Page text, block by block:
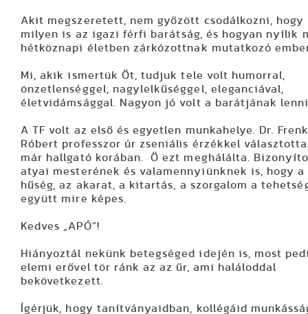
Akit megszeretett, nem győzött csodálkozni, hogy
milyen is az igazi férfi barátság, és hogyan nyílik
hétköznapi életben zárkózottnak mutatkozó
Mi, akik ismertük Őt, tudjuk tele volt humorral,
önzetlenséggel, nagylelkűséggel, eleganciával,
életvidámsággal. Nagyon jó volt a barátjának
A TF volt az első és egyetlen munkahelye. Dr.
Róbert professzor úr zseniális érzékkel
már hallgató korában. Ő ezt meghálálta.
atyai mesterének és valamennyiünknek is, hogy a
hűség, az akarat, a kitartás, a szorgalom a
együtt mire képes.
Kedves „APÓ”!
Hiányoztál nekünk betegséged idején is, most
elemi erővel tör ránk az az űr, ami haláloddal
bekövetkezett.
Ígérjük, hogy tanítványaidban, kollégáid